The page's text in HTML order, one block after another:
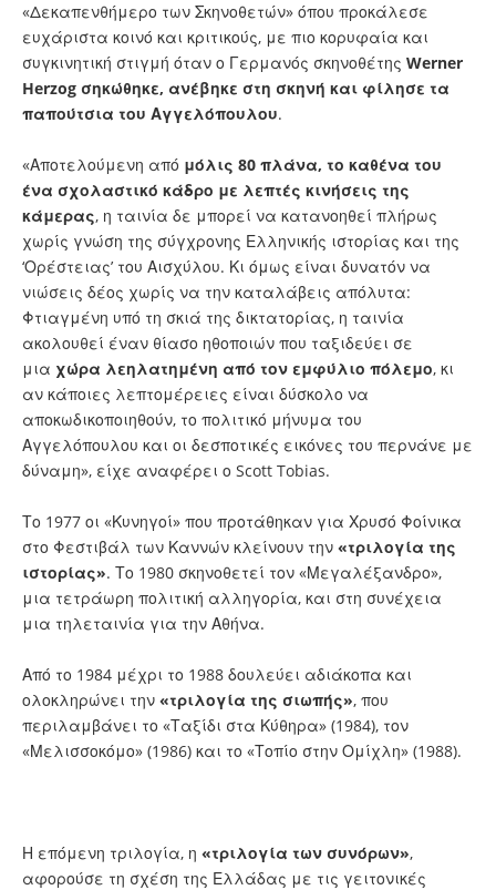
«Δεκαπενθήμερο των Σκηνοθετών» όπου προκάλεσε
ευχάριστα κοινό και κριτικούς, με πιο κορυφαία και
συγκινητική στιγμή όταν ο Γερμανός σκηνοθέτης Werner
Herzog σηκώθηκε, ανέβηκε στη σκηνή και φίλησε τα
παπούτσια του Αγγελόπουλου.
«Αποτελούμενη από μόλις 80 πλάνα, το καθένα του
ένα σχολαστικό κάδρο με λεπτές κινήσεις της
κάμερας, η ταινία δε μπορεί να κατανοηθεί πλήρως
χωρίς γνώση της σύγχρονης Ελληνικής ιστορίας και της
‘Ορέστειας’ του Αισχύλου. Κι όμως είναι δυνατόν να
νιώσεις δέος χωρίς να την καταλάβεις απόλυτα:
Φτιαγμένη υπό τη σκιά της δικτατορίας, η ταινία
ακολουθεί έναν θίασο ηθοποιών που ταξιδεύει σε
μια χώρα λεηλατημένη από τον εμφύλιο πόλεμο, κι
αν κάποιες λεπτομέρειες είναι δύσκολο να
αποκωδικοποιηθούν, το πολιτικό μήνυμα του
Αγγελόπουλου και οι δεσποτικές εικόνες του περνάνε με
δύναμη», είχε αναφέρει ο Scott Tobias.
Το 1977 οι «Κυνηγοί» που προτάθηκαν για Χρυσό Φοίνικα
στο Φεστιβάλ των Καννών κλείνουν την «τριλογία της
ιστορίας». Το 1980 σκηνοθετεί τον «Μεγαλέξανδρο»,
μια τετράωρη πολιτική αλληγορία, και στη συνέχεια
μια τηλεταινία για την Αθήνα.
Από το 1984 μέχρι το 1988 δουλεύει αδιάκοπα και
ολοκληρώνει την «τριλογία της σιωπής», που
περιλαμβάνει το «Ταξίδι στα Κύθηρα» (1984), τον
«Μελισσοκόμο» (1986) και το «Τοπίο στην Ομίχλη» (1988).
Η επόμενη τριλογία, η «τριλογία των συνόρων»,
αφορούσε τη σχέση της Ελλάδας με τις γειτονικές